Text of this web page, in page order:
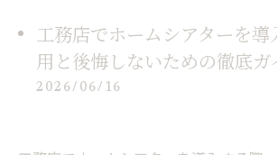
工務店でホームシアターを導
用と後悔しないための徹底ガ
2026/06/16